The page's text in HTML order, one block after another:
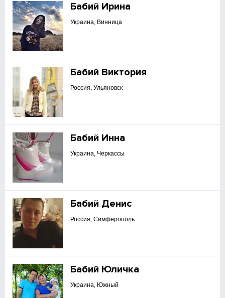
Бабий Ирина
Украина, Винница
Бабий Виктория
Россия, Ульяновск
Бабий Инна
Украина, Черкассы
Бабий Денис
Россия, Симферополь
Бабий Юличка
Украина, Южный